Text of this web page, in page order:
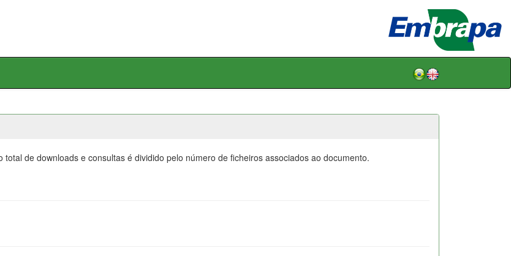
de downloads e consultas é dividido pelo número de ficheiros associados ao documento.